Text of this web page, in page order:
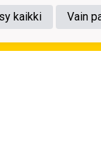
kaikki
Vain